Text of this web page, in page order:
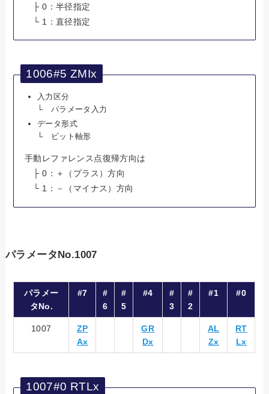
├ 0：半径指定
└ 1：直径指定
1006#5 ZMIx
入力区分
└ パラメータ入力
データ形式
└ ビット軸形
手動レファレンス点復帰方向は
├ 0：＋（プラス）方向
└ 1：－（マイナス）方向
パラメータNo.1007
パラメー
タNo.
#7
#
6
#
5
#4
#
3
#
2
#1 #0
1007
ZP
Ax
GR
Dx
AL
Zx
RT
Lx
1007#0 RTLx